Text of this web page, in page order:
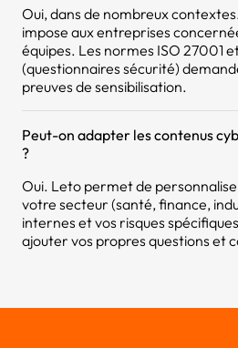
Oui, dans de nombreux
impose aux entreprises
équipes. Les normes ISO 27001
(questionnaires sécurité)
preuves de sensibilisation.
Peut-on adapter les contenus
?
Oui. Leto permet de
votre secteur (santé, finance,
internes et vos risques
ajouter vos propres questions et